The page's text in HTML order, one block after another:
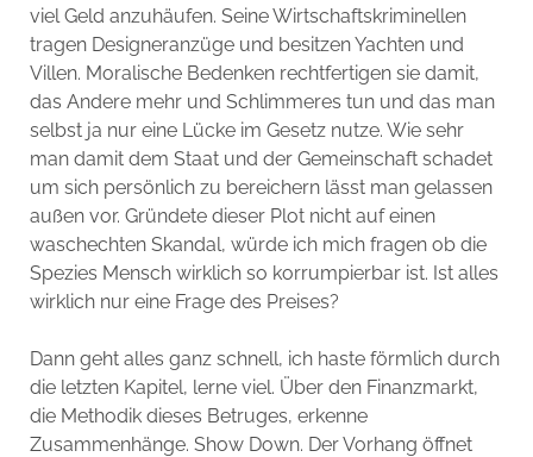
viel Geld anzuhäufen. Seine Wirtschaftskriminellen
tragen Designeranzüge und besitzen Yachten und
Villen. Moralische Bedenken rechtfertigen sie damit,
das Andere mehr und Schlimmeres tun und das man
selbst ja nur eine Lücke im Gesetz nutze. Wie sehr
man damit dem Staat und der Gemeinschaft schadet
um sich persönlich zu bereichern lässt man gelassen
außen vor. Gründete dieser Plot nicht auf einen
waschechten Skandal, würde ich mich fragen ob die
Spezies Mensch wirklich so korrumpierbar ist. Ist alles
wirklich nur eine Frage des Preises?
Dann geht alles ganz schnell, ich haste förmlich durch
die letzten Kapitel, lerne viel. Über den Finanzmarkt,
die Methodik dieses Betruges, erkenne
Zusammenhänge. Show Down. Der Vorhang öffnet